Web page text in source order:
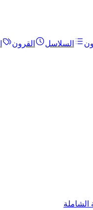
السلاسل القرون
الشاملة